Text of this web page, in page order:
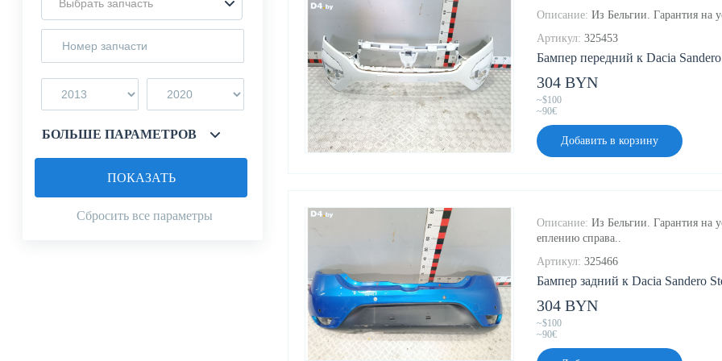
Выбрать запчасть
БОЛЬШЕ ПАРАМЕТРОВ
Сбросить все параметры
ПОКАЗАТЬ
Бампер передний к Dacia
Описание: Из Бельгии. Гарантия на
Артикул: 325453
304 BYN
~$100
~90€
Добавить в корзину
Бампер задний к Dacia Sandero
Описание: Из Бельгии. Гарантия на
еплению справа..
Артикул: 325466
304 BYN
~$100
~90€